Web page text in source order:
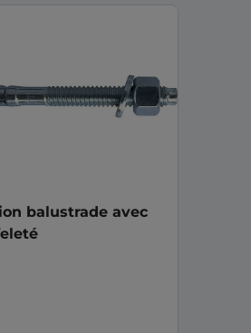
balustrade avec